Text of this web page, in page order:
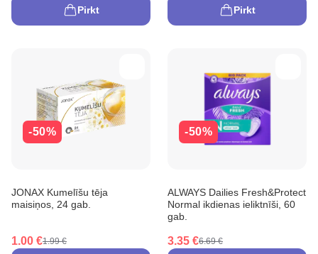
Pirkt Pirkt
-50%
JONAX Kumelīšu tēja
maisiņos, 24 gab.
1.00 €1.99 €
-50%
ALWAYS Dailies Fresh&Protect
Normal ikdienas ieliktnīši, 60
gab.
3.35 €6.69 €